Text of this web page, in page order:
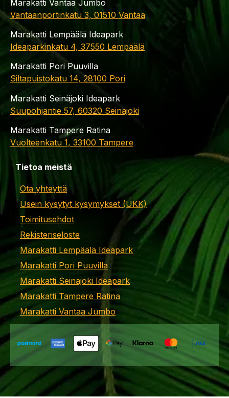
Marakatti Vantaa Jumbo
Vantaanportinkatu 3, 01510 Vantaa
Marakatti Lempäälä Ideapark
Ideaparkinkatu 4, 37550 Lempäälä
Marakatti Pori Puuvilla
Siltapuistokatu 14, 28100 Pori
Marakatti Seinäjoki Ideapark
Suupohjantie 57, 60320 Seinäjoki
Marakatti Tampere Ratina
Vuolteenkatu 1, 33100 Tampere
Tietoa meistä
Ota yhteyttä
Usein kysytyt kysymykset (UKK)
Toimitusehdot
Rekisteriseloste
Marakatti Lempäälä Ideapark
Marakatti Pori Puuvilla
Marakatti Seinäjoki Ideapark
Marakatti Tampere Ratina
Marakatti Vantaa Jumbo